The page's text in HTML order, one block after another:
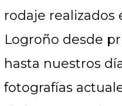
rodaje realizados
Logroño desde
hasta nuestros
fotografías